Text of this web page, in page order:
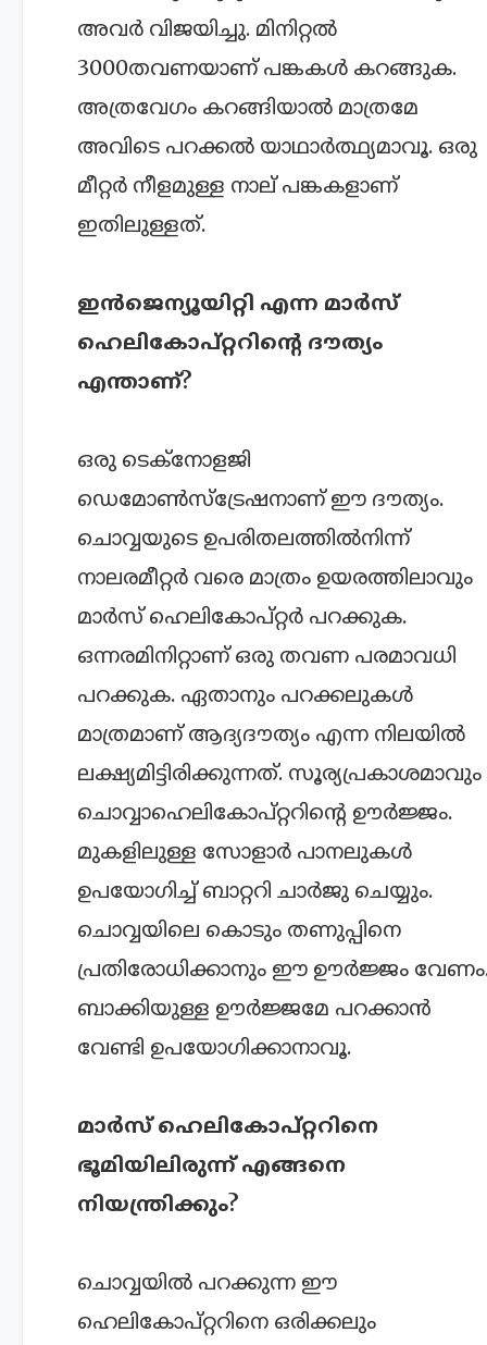
അവർ വിജയിച്ചു. മിനിറ്റൽ
3000തവണയാണ് പങ്കകൾ കറങ്ങുക.
അത്രവേഗം കറങ്ങിയാൽ മാത്രമേ
അവിടെ പറക്കൽ യാഥാർത്ഥ്യമാവൂ. ഒരു
മീറ്റർ നീളമുള്ള നാല് പങ്കകളാണ്
ഇതിലുള്ളത്.
ഇൻജെന്യൂയിറ്റി എന്ന മാർസ്
ഹെലികോപ്റ്ററിന്റെ ദൗത്യം
എന്താണ്?
ഒരു ടെക്നോളജി
ഡെമോൺസ്ട്രേഷനാണ് ഈ ദൗത്യം.
ചൊവ്വയുടെ ഉപരിതലത്തിൽനിന്ന്
നാലരമീറ്റർ വരെ മാത്രം ഉയരത്തിലാവും
മാ‍ർസ് ഹെലികോപ്റ്റർ പറക്കുക.
ഒന്നരമിനിറ്റാണ് ഒരു തവണ പരമാവധി
പറക്കുക. ഏതാനും പറക്കലുകള്‍
മാത്രമാണ് ആദ്യദൗത്യം എന്ന നിലയില്‍
ലക്ഷ്യമിട്ടിരിക്കുന്നത്. സൂര്യപ്രകാശമാവും
ചൊവ്വാഹെലികോപ്റ്ററിന്റെ ഊര്‍ജ്ജം.
മുകളിലുള്ള സോളാര്‍ പാനലുകള്‍
ഉപയോഗിച്ച് ബാറ്ററി ചാര്‍ജു ചെയ്യും.
ചൊവ്വയിലെ കൊടും തണുപ്പിനെ
പ്രതിരോധിക്കാനും ഈ ഊര്‍ജ്ജം
ബാക്കിയുള്ള ഊർജ്ജമേ പറക്കാൻ
വേണ്ടി ഉപയോഗിക്കാനാവൂ.
മാർസ് ഹെലികോപ്റ്ററിനെ
ഭൂമിയിലിരുന്ന് എങ്ങനെ
നിയന്ത്രിക്കും?
ചൊവ്വയിൽ പറക്കുന്ന ഈ
ഹെലികോപ്റ്ററിനെ ഒരിക്കലും